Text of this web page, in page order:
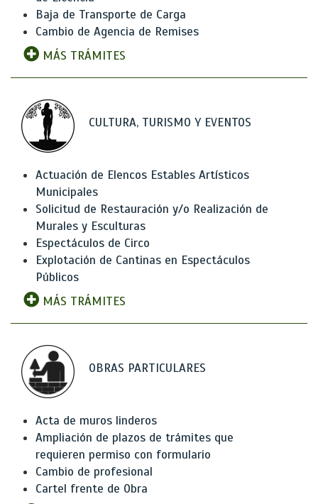
Baja de Transporte de Carga
Cambio de Agencia de Remises
MÁS TRÁMITES
CULTURA, TURISMO Y EVENTOS
Actuación de Elencos Estables Artísticos
Municipales
Solicitud de Restauración y/o Realización de
Murales y Esculturas
Espectáculos de Circo
Explotación de Cantinas en Espectáculos
Públicos
MÁS TRÁMITES
OBRAS PARTICULARES
Acta de muros linderos
Ampliación de plazos de trámites que
requieren permiso con formulario
Cambio de profesional
Cartel frente de Obra